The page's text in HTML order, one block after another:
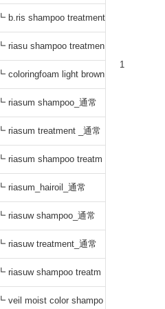
_通常
┗ b.ris shampoo treatment
セット_通常
┗ riasu shampoo treatmen
t セット_通常
┗ coloringfoam light brown
_通常
┗ riasum shampoo_通常
┗ riasum treatment _通常
┗ riasum shampoo treatm
ent セット_通常
┗ riasum_hairoil_通常
┗ riasuw shampoo_通常
┗ riasuw treatment_通常
┗ riasuw shampoo treatm
ent セット_通常
┗ veil moist color shampo
1